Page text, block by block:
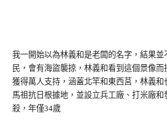
我一開始以為林義和是老闆的名字，結果
民，會有海盜襲掠，林義和看到這個景像
獲得萬人支持，涵蓋北竿和東西莒，林義
馬祖抗日根據地，並設立兵工廠、打米廠
殺，年僅34歲